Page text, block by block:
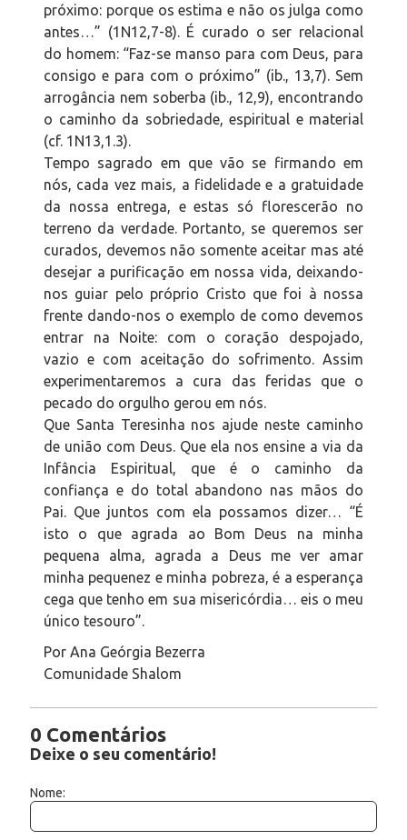
próximo: porque os estima e não os julga como
antes…” (1N12,7-8). É curado o ser relacional
do homem: “Faz-se manso para com Deus, para
consigo e para com o próximo” (ib., 13,7). Sem
arrogância nem soberba (ib., 12,9), encontrando
o caminho da sobriedade, espiritual e material
(cf. 1N13,1.3).
Tempo sagrado em que vão se firmando em
nós, cada vez mais, a fidelidade e a gratuidade
da nossa entrega, e estas só florescerão no
terreno da verdade. Portanto, se queremos ser
curados, devemos não somente aceitar mas até
desejar a purificação em nossa vida, deixando-
nos guiar pelo próprio Cristo que foi à nossa
frente dando-nos o exemplo de como devemos
entrar na Noite: com o coração despojado,
vazio e com aceitação do sofrimento. Assim
experimentaremos a cura das feridas que o
pecado do orgulho gerou em nós.
Que Santa Teresinha nos ajude neste caminho
de união com Deus. Que ela nos ensine a via da
Infância Espiritual, que é o caminho da
confiança e do total abandono nas mãos do
Pai. Que juntos com ela possamos dizer… “É
isto o que agrada ao Bom Deus na minha
pequena alma, agrada a Deus me ver amar
minha pequenez e minha pobreza, é a esperança
cega que tenho em sua misericórdia… eis o meu
único tesouro”.
Por Ana Geórgia Bezerra
Comunidade Shalom
0 Comentários
Deixe o seu comentário!
Nome: